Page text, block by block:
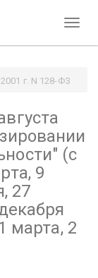
г. N 128-ФЗ
г., 10 января,
2004 г.,
(с
9
27
марта, 2